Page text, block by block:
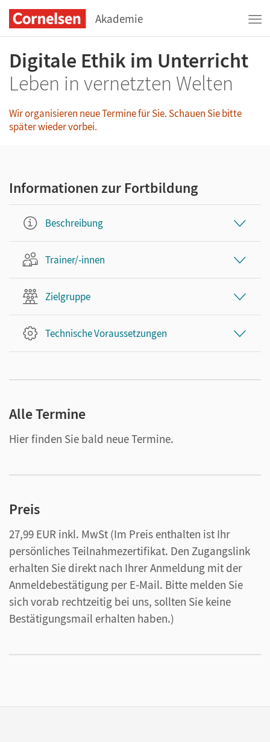
Akademie
Digitale Ethik im Unterricht
Leben in vernetzten Welten
Wir organisieren neue Termine für Sie. Schauen Sie bitte
später wieder vorbei.
Informationen zur Fortbildung
Beschreibung
Trainer/-innen
Zielgruppe
Technische Voraussetzungen
Alle Termine
Hier finden Sie bald neue Termine.
Preis
27,99 EUR inkl. MwSt (Im Preis enthalten ist Ihr
persönliches Teilnahmezertifikat. Den Zugangslink
erhalten Sie direkt nach Ihrer Anmeldung mit der
Anmeldebestätigung per E-Mail. Bitte melden Sie
sich vorab rechtzeitig bei uns, sollten Sie keine
Bestätigungsmail erhalten haben.)